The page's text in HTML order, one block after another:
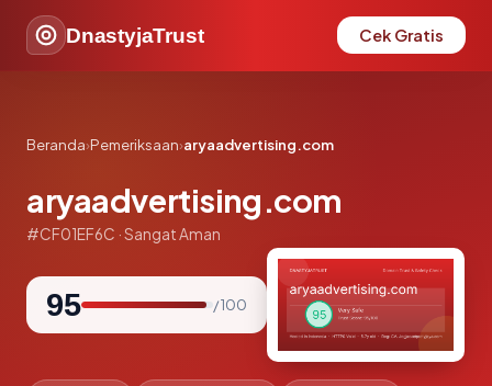
DnastyjaTrust Cek Gratis
Beranda›Pemeriksaan›aryaadvertising.com
aryaadvertising.com
#CF01EF6C · Sangat Aman
95 / 100